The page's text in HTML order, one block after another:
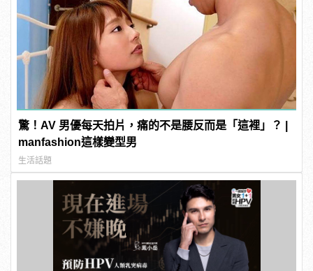
驚！AV 男優每天拍片，痛的不是腰反而是「這裡」？ |
manfashion這樣變型男
生活話題